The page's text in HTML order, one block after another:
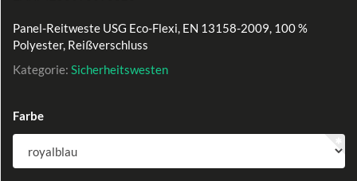
Panel-Reitweste USG Eco-Flexi, EN 13158-2009, 100 %
Polyester, Reißverschluss
Kategorie: Sicherheitswesten
Farbe